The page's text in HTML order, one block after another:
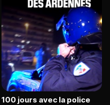
100 jours avec la police